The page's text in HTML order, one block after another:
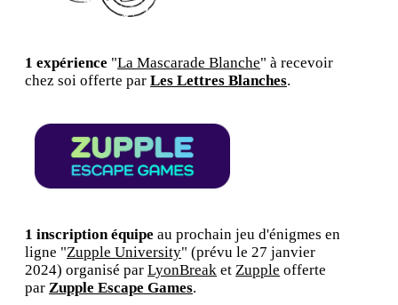
1 expérience "La Mascarade Blanche" à recevoir
chez soi offerte par Les Lettres Blanches.
1 inscription équipe au prochain jeu d'énigmes en
ligne "Zupple University" (prévu le 27 janvier
2024) organisé par LyonBreak et Zupple offerte
par Zupple Escape Games.